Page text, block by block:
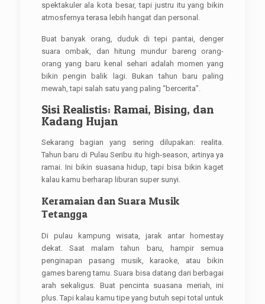
spektakuler ala kota besar, tapi justru itu yang bikin
atmosfernya terasa lebih hangat dan personal.
Buat banyak orang, duduk di tepi pantai, denger
suara ombak, dan hitung mundur bareng orang-
orang yang baru kenal sehari adalah momen yang
bikin pengin balik lagi. Bukan tahun baru paling
mewah, tapi salah satu yang paling “bercerita”.
Sisi Realistis: Ramai, Bising, dan
Kadang Hujan
Sekarang bagian yang sering dilupakan: realita.
Tahun baru di Pulau Seribu itu high-season, artinya ya
ramai. Ini bikin suasana hidup, tapi bisa bikin kaget
kalau kamu berharap liburan super sunyi.
Keramaian dan Suara Musik
Tetangga
Di pulau kampung wisata, jarak antar homestay
dekat. Saat malam tahun baru, hampir semua
penginapan pasang musik, karaoke, atau bikin
games bareng tamu. Suara bisa datang dari berbagai
arah sekaligus. Buat pencinta suasana meriah, ini
plus. Tapi kalau kamu tipe yang butuh sepi total untuk